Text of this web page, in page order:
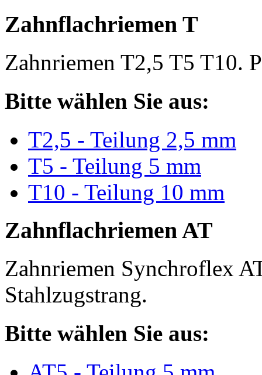
Zahnflachriemen T
Zahnriemen T2,5 T5 T10.
Bitte wählen Sie aus:
T2,5 - Teilung 2,5 mm
T5 - Teilung 5 mm
T10 - Teilung 10 mm
Zahnflachriemen AT
Zahnriemen Synchroflex
Stahlzugstrang.
Bitte wählen Sie aus: